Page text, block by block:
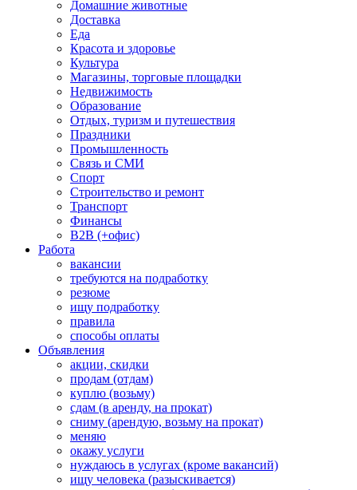
Домашние животные
Доставка
Еда
Красота и здоровье
Культура
Магазины, торговые площадки
Недвижимость
Образование
Отдых, туризм и путешествия
Праздники
Промышленность
Связь и СМИ
Спорт
Строительство и ремонт
Транспорт
Финансы
B2B (+офис)
Работа
вакансии
требуются на подработку
резюме
ищу подработку
правила
способы оплаты
Объявления
акции, скидки
продам (отдам)
куплю (возьму)
сдам (в аренду, на прокат)
сниму (арендую, возьму на прокат)
меняю
окажу услуги
нуждаюсь в услугах (кроме вакансий)
ищу человека (разыскивается)